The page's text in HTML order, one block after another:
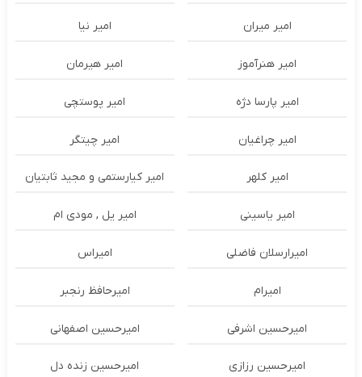
امیر میران امیر نیا
امیر هنرآموز امیر هیرمان
امیر پارسا دژه امیر پوستچی
امیر چراغیان امیر چیتگر
امیر کلهر امیر کیارستمی و مجید ثابتیان
امیر یاسینی امیر یل , مودی ام
امیرارسلان فاضلی امیراس
امیرام امیرحافظ رنجبر
امیرحسین اشرفی امیرحسین اصفهانی
امیرحسین رزازی امیرحسین زنده دل